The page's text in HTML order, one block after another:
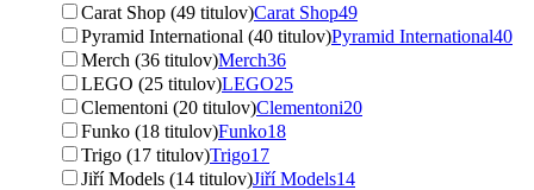
Carat Shop (49 titulov)Carat Shop49
Pyramid International (40 titulov)Pyramid International40
Merch (36 titulov)Merch36
LEGO (25 titulov)LEGO25
Clementoni (20 titulov)Clementoni20
Funko (18 titulov)Funko18
Trigo (17 titulov)Trigo17
Jiří Models (14 titulov)Jiří Models14